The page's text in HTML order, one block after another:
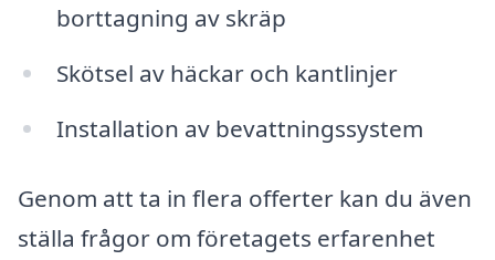
borttagning av skräp
Skötsel av häckar och kantlinjer
Installation av bevattningssystem
Genom att ta in flera offerter kan du även
ställa frågor om företagets erfarenhet